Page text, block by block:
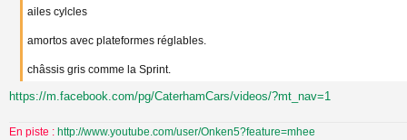
ailes cylcles
amortos avec plateformes réglables.
châssis gris comme la Sprint.
https://m.facebook.com/pg/CaterhamCars/videos/?mt_nav=1
En piste : http://www.youtube.com/user/Onken5?feature=mhee